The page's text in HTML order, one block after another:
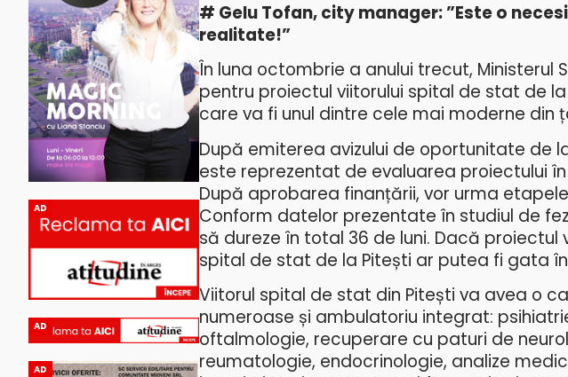
AD
AD
AD
# Gelu Tofan, city manager: ”Este o
realitate!”
În luna octombrie a anului trecut,
pentru proiectul viitorului spital de stat de
care va fi unul dintre cele mai moderne din
După emiterea avizului de oportunitate de
este reprezentat de evaluarea proiectului în
După aprobarea finanțării, vor urma
Conform datelor prezentate în studiul de
să dureze în total 36 de luni. Dacă
spital de stat de la Pitești ar putea fi gata în
Viitorul spital de stat din Pitești va avea o
numeroase și ambulatoriu integrat:
oftalmologie, recuperare cu paturi de
reumatologie, endocrinologie, analize